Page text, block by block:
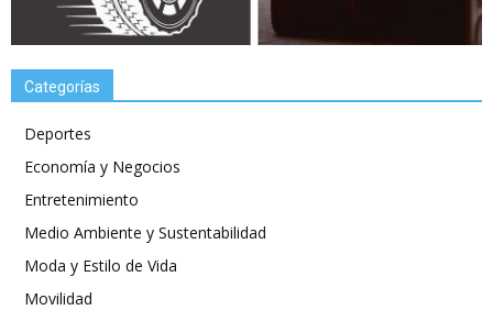
Categorías
Deportes
Economía y Negocios
Entretenimiento
Medio Ambiente y Sustentabilidad
Moda y Estilo de Vida
Movilidad